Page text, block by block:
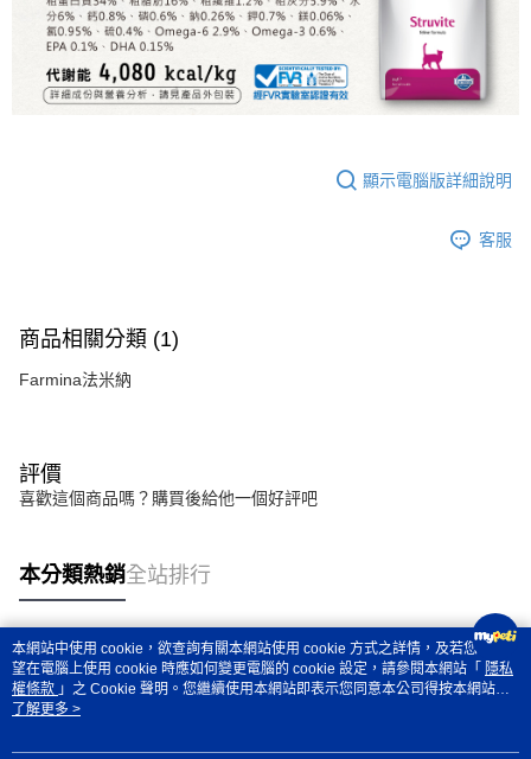
顯示電腦版詳細說明
客服
商品相關分類 (1)
Farmina法米納
評價
喜歡這個商品嗎？購買後給他一個好評吧
本分類熱銷全站排行
熱門標籤
本網站中使用 cookie，欲查詢有關本網站使用 cookie 方式之詳情，及若您不希
望在電腦上使用 cookie 時應如何變更電腦的 cookie 設定，請參閱本網站「 隱私
權條款 」之 Cookie 聲明。您繼續使用本網站即表示您同意本公司得按本網站使
用條款之 Cookie 聲明使用 cookie。
了解更多 >